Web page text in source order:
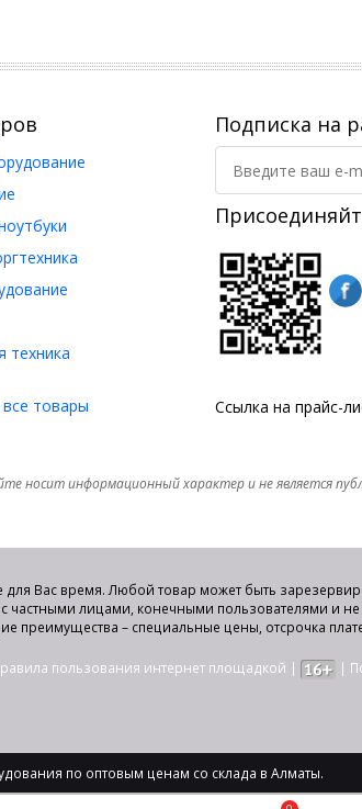
техника
товары
Подписка на
Ссылка на прайс-
носит информационный характер и не является
Вас время. Любой товар может быть
частными лицами, конечными пользователями и
преимущества – специальные цены, отсрочка
пользования интернет площадкой | |
по оптовым ценам со склада в Алматы.